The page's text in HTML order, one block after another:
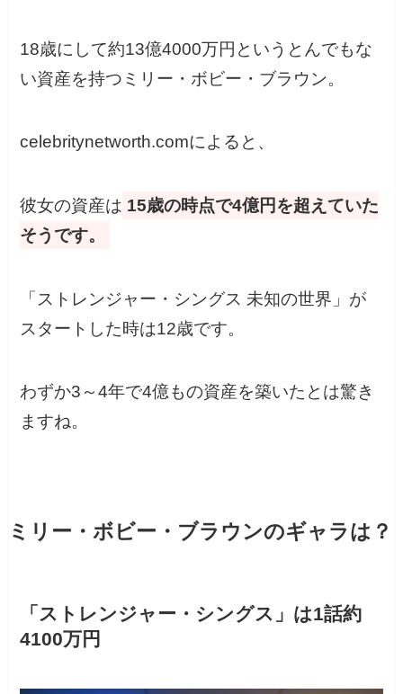
18歳にして約13億4000万円というとんでもな
い資産を持つミリー・ボビー・ブラウン。
celebritynetworth.comによると、
彼女の資産は 15歳の時点で4億円を超えていた
そうです。
「ストレンジャー・シングス 未知の世界」が
スタートした時は12歳です。
わずか3～4年で4億もの資産を築いたとは驚き
ますね。
ミリー・ボビー・ブラウンのギャラは？
「ストレンジャー・シングス」は1話約
4100万円